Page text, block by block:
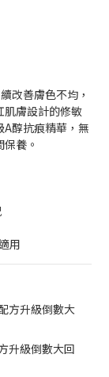
改善膚色不均，
肌膚設計的修敏
醇抗痕精華，無
養。
用
方升級倒數大
升級倒數大回